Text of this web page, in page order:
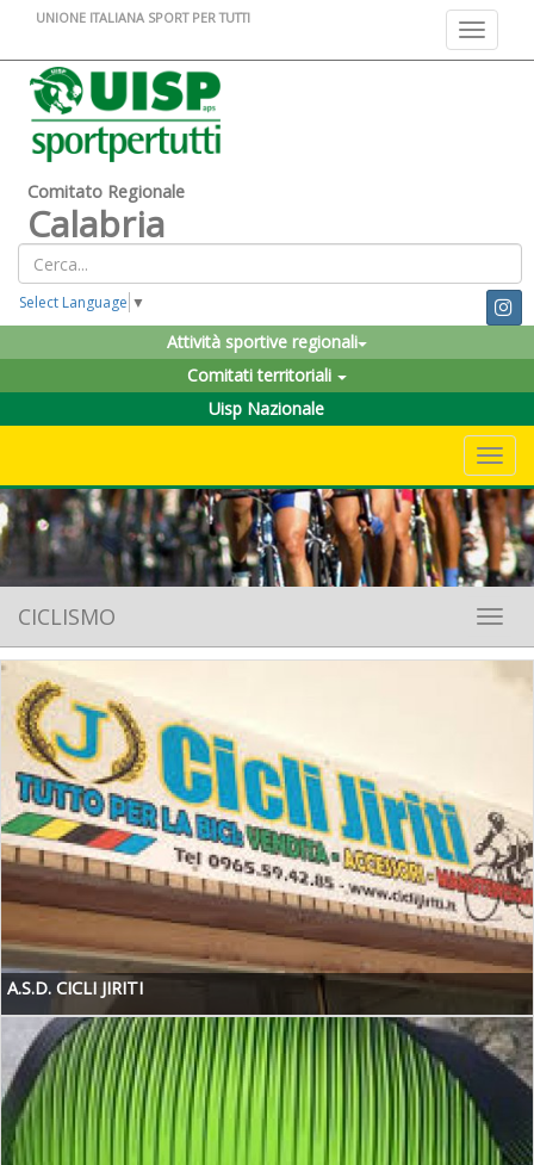
Toggle
UNIONE ITALIANA SPORT PER TUTTI
Comitato Regionale
Calabria
Select Language ▼
Attività sportive regionali
Comitati territoriali
Uisp Nazionale
CICLISMO
A.S.D. CICLI JIRITI